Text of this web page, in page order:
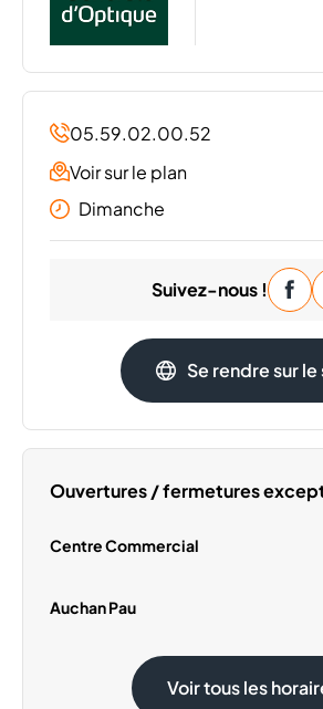
05.59.02.00.52
Voir sur le plan
Dimanche
Vendredi
Suivez-nous !
Se rendre sur le
Ouvertures / fermetures
Centre Commercial
Samedi 15 Août
Auchan Pau
Samedi 15 Août
Dimanche 1 Novembre
Voir tous les